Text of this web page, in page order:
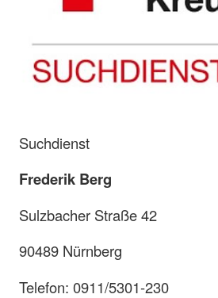
Suchdienst
Frederik Berg
Sulzbacher Straße 42
90489 Nürnberg
Telefon: 0911/5301-230